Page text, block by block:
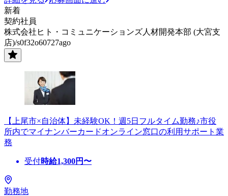
新着
契約社員
株式会社ヒト・コミュニケーションズ人材開発本部 (大宮支
店)/s0f32o60727ago
【上尾市×自治体】未経験OK！週5日フルタイム勤務♪市役
所内でマイナンバーカードオンライン窓口の利用サポート業
務
受付時給1,300円〜
勤務地